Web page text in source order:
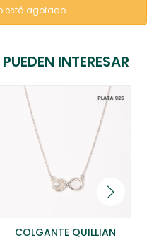
está agotado.
INTERESAR
COLGANTE QUILLIAN